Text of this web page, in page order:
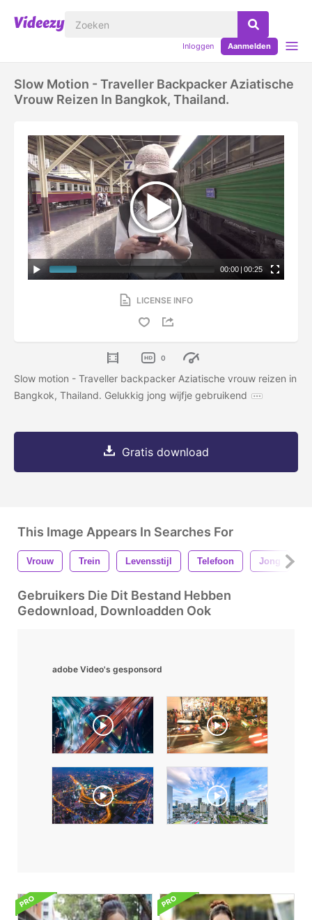
Inloggen Aanmelden
Slow Motion - Traveller Backpacker Aziatische
Vrouw Reizen In Bangkok, Thailand.
00:00 | 00:25
LICENSE INFO
0
Slow motion - Traveller backpacker Aziatische vrouw reizen in
Bangkok, Thailand. Gelukkig jong wijfje gebruikend
Gratis download
This Image Appears In Searches For
Vrouw Trein Levensstijl Telefoon Jong
Gebruikers Die Dit Bestand Hebben
Gedownload, Downloadden Ook
adobe Video's gesponsord